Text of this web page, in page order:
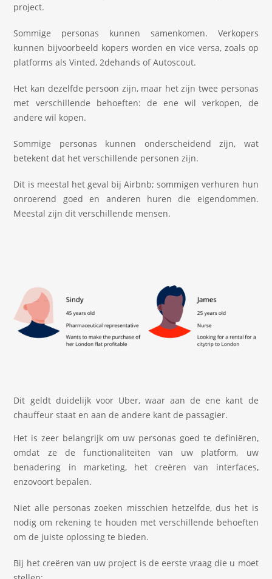
project.
Sommige personas kunnen samenkomen. Verkopers
kunnen bijvoorbeeld kopers worden en vice versa, zoals op
platforms als Vinted, 2dehands of Autoscout.
Het kan dezelfde persoon zijn, maar het zijn twee personas
met verschillende behoeften: de ene wil verkopen, de
andere wil kopen.
Sommige personas kunnen onderscheidend zijn, wat
betekent dat het verschillende personen zijn.
Dit is meestal het geval bij Airbnb; sommigen verhuren hun
onroerend goed en anderen huren die eigendommen.
Meestal zijn dit verschillende mensen.
Dit geldt duidelijk voor Uber, waar aan de ene kant de
chauffeur staat en aan de andere kant de passagier.
Het is zeer belangrijk om uw personas goed te definiëren,
omdat ze de functionaliteiten van uw platform, uw
benadering in marketing, het creëren van interfaces,
enzovoort bepalen.
Niet alle personas zoeken misschien hetzelfde, dus het is
nodig om rekening te houden met verschillende behoeften
om de juiste oplossing te bieden.
Bij het creëren van uw project is de eerste vraag die u moet